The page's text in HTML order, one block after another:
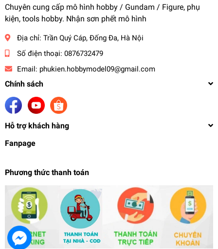
Chuyên cung cấp mô hình hobby / Gundam / Figure, phụ
kiện, tools hobby. Nhận sơn phết mô hình
Địa chỉ: Trần Quý Cáp, Đống Đa, Hà Nội
Số điện thoại: 0876732479
Email: phukien.hobbymodel09@gmail.com
Chính sách
Hỗ trợ khách hàng
Fanpage
Phương thức thanh toán